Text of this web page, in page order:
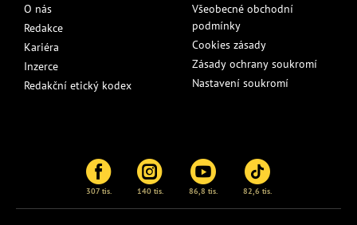
O nás
Redakce
Kariéra
Inzerce
Redakční etický kodex
Všeobecné obchodní
podmínky
Cookies zásady
Zásady ochrany soukromí
Nastavení soukromí
307 tis. 140 tis. 86,8 tis. 82,6 tis.